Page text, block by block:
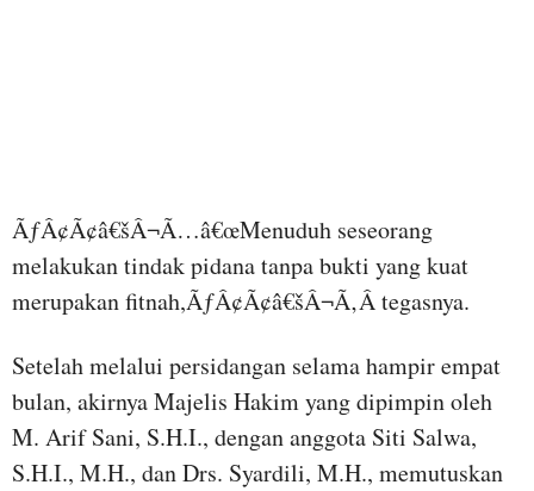
ÃƒÂ¢Ã¢â€šÂ¬Ã…â€œMenuduh seseorang
melakukan tindak pidana tanpa bukti yang kuat
merupakan fitnah,ÃƒÂ¢Ã¢â€šÂ¬Ã‚Â tegasnya.
Setelah melalui persidangan selama hampir empat
bulan, akirnya Majelis Hakim yang dipimpin oleh
M. Arif Sani, S.H.I., dengan anggota Siti Salwa,
S.H.I., M.H., dan Drs. Syardili, M.H., memutuskan